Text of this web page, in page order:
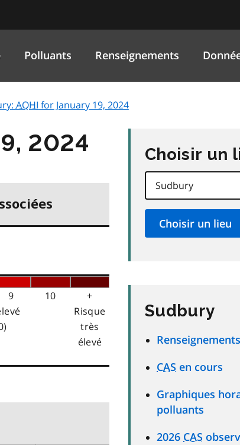
Polluants Renseignements
AQHI for January 19, 2024
2024
9 10
+
Risque
très
élevé
Choisir un
Sudbury
CAS en cours
Graphiques
polluants
2026 CAS